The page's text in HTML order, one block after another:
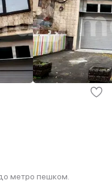
метро пешком.